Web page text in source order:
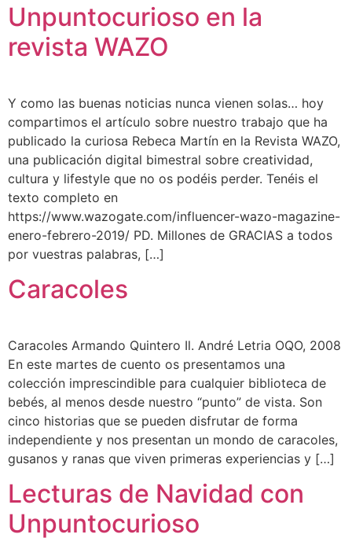
Unpuntocurioso en la
revista WAZO
Y como las buenas noticias nunca vienen solas… hoy
compartimos el artículo sobre nuestro trabajo que ha
publicado la curiosa Rebeca Martín en la Revista WAZO,
una publicación digital bimestral sobre creatividad,
cultura y lifestyle que no os podéis perder. Tenéis el
texto completo en
https://www.wazogate.com/influencer-wazo-magazine-
enero-febrero-2019/ PD. Millones de GRACIAS a todos
por vuestras palabras, […]
Caracoles
Caracoles Armando Quintero Il. André Letria OQO, 2008
En este martes de cuento os presentamos una
colección imprescindible para cualquier biblioteca de
bebés, al menos desde nuestro “punto” de vista. Son
cinco historias que se pueden disfrutar de forma
independiente y nos presentan un mondo de caracoles,
gusanos y ranas que viven primeras experiencias y […]
Lecturas de Navidad con
Unpuntocurioso